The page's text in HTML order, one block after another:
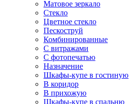
Матовое зеркало
Стекло
Цветное стекло
Пескоструй
Комбинированные
С витражами
С фотопечатью
Назначение
Шкафы-купе в гостиную
В коридор
В прихожую
Шкафы-купе в спальню